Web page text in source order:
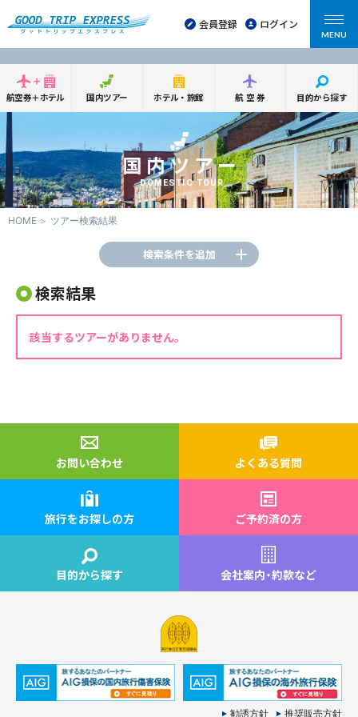
会員登録 ログイン
MENU
航空券＋ホテル 国内ツアー ホテル・旅館 航空券 目的から探す
国内ツアー
DOMESTIC TOUR
HOME ツアー検索結果
検索条件を追加
検索結果
該当するツアーがありません。
お問い合わせ よくある質問
旅行をお探しの方 ご予約済の方
目的から探す 会社案内・約款など
勧誘方針 推奨販売方針